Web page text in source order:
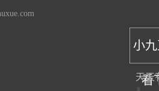
小
看
天天